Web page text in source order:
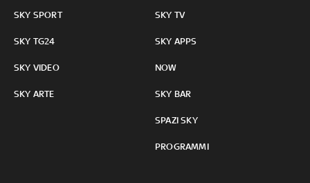
SKY SPORT
SKY TG24
SKY VIDEO
SKY ARTE
SKY TV
SKY APPS
NOW
SKY BAR
SPAZI SKY
PROGRAMMI